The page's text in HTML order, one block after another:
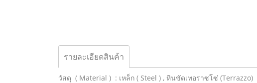
รายละเอียดสินค้า
วัสดุ ( Material ) : เหล็ก ( Steel ) , หินขัดเทอราซโซ่ (Terrazzo)